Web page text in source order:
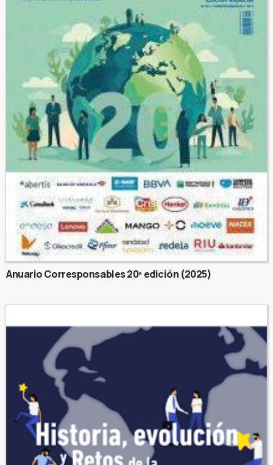
Anuario Corresponsables 20ª edición (2025)